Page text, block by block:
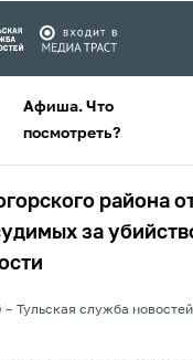
Афиша. Что
посмотреть?
района
за
Тульская служба новостей